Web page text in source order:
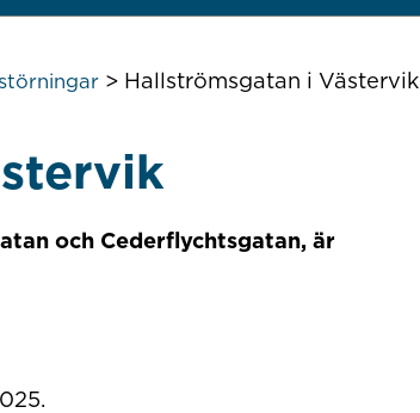
> Hallströmsgatan i Västervik
och Cederflychtsgatan, är